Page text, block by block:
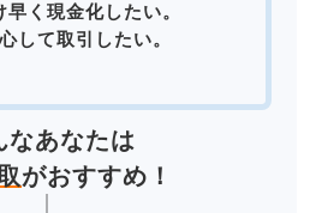
く現金化したい。
して取引したい。
なあなたは
がおすすめ！